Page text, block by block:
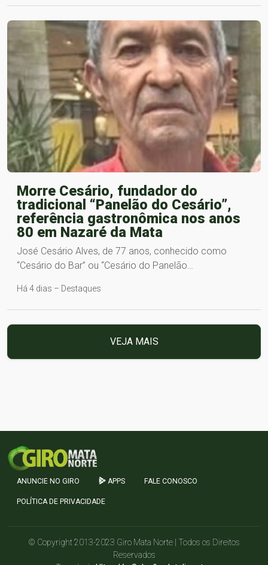
Morre Cesário, fundador do
tradicional “Panelão do Cesário”,
referência gastronômica nos anos
80 em Nazaré da Mata
José Cesário Alves, de 77 anos, conhecido como
“Cesário do Bar” ou “Cesário do Panelão…
Há 4 dias – Destaques
VEJA MAIS
ANUNCIE NO GIRO APPS FALE CONOSCO
POLÍTICA DE PRIVACIDADE
© Copyright 2013-2023 Giro Mata Norte | Todos os Direitos
Reservados